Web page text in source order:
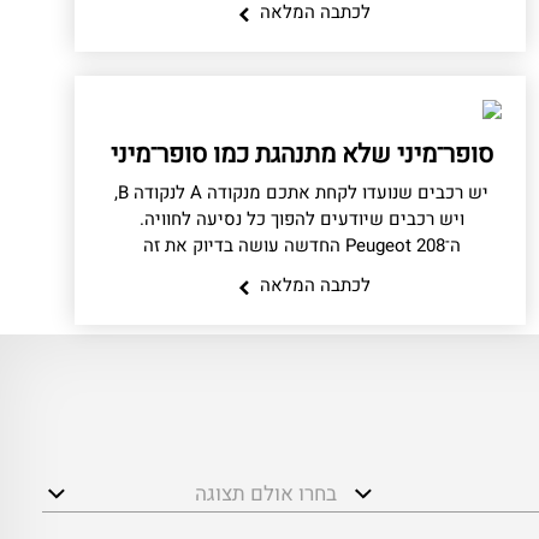
לכתבה המלאה
סופר־מיני שלא מתנהגת כמו סופר־מיני
יש רכבים שנועדו לקחת אתכם מנקודה A לנקודה B,
ויש רכבים שיודעים להפוך כל נסיעה לחוויה.
ה־Peugeot 208 החדשה עושה בדיוק את זה
לכתבה המלאה
בחרו אולם תצוגה